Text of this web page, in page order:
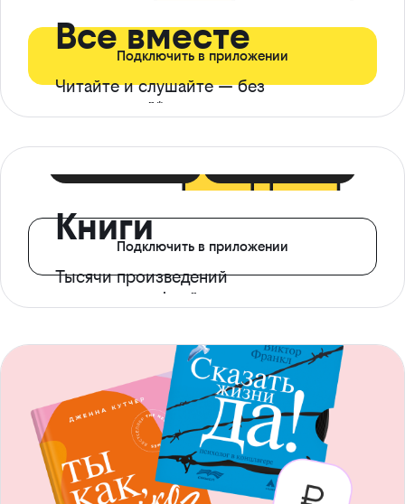
Все вместе
Читайте и слушайте — без
ограничений*
Подключить в приложении
Книги
Тысячи произведений
с доступом офлайн
Подключить в приложении